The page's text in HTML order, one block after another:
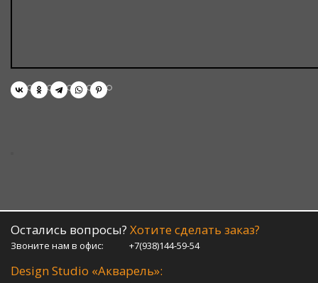
Остались вопросы? Хотите сделать заказ?
Звоните нам в офис: +7(938)144-59-54
Design Studio «Акварель»: